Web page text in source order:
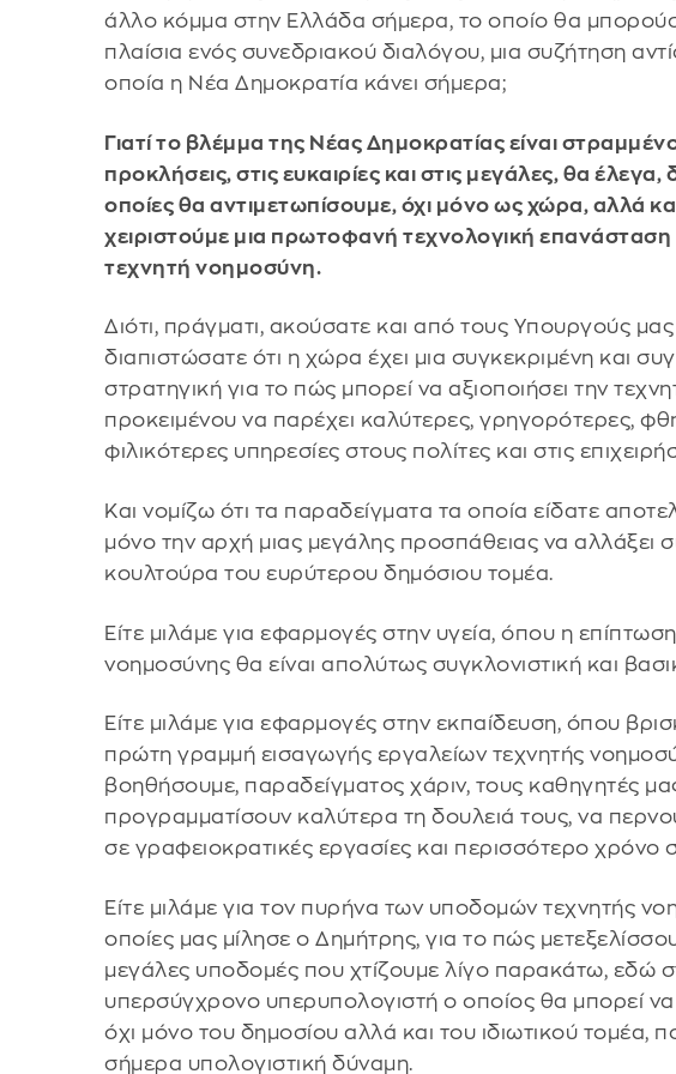
άλλο κόμμα στην Ελλάδα σήμερα, το οποίο θα
πλαίσια ενός συνεδριακού διαλόγου, μια συζήτηση
οποία η Νέα Δημοκρατία κάνει σήμερα;
Γιατί το βλέμμα της Νέας Δημοκρατίας είναι
προκλήσεις, στις ευκαιρίες και στις μεγάλες, θα έλεγα,
οποίες θα αντιμετωπίσουμε, όχι μόνο ως χώρα, αλλά
χειριστούμε μια πρωτοφανή τεχνολογική επανάσταση
τεχνητή νοημοσύνη.
Διότι, πράγματι, ακούσατε και από τους Υπουργούς μας
διαπιστώσατε ότι η χώρα έχει μια συγκεκριμένη και
στρατηγική για το πώς μπορεί να αξιοποιήσει την
προκειμένου να παρέχει καλύτερες, γρηγορότερες,
φιλικότερες υπηρεσίες στους πολίτες και στις
Και νομίζω ότι τα παραδείγματα τα οποία είδατε
μόνο την αρχή μιας μεγάλης προσπάθειας να αλλάξει
κουλτούρα του ευρύτερου δημόσιου τομέα.
Είτε μιλάμε για εφαρμογές στην υγεία, όπου η
νοημοσύνης θα είναι απολύτως συγκλονιστική και
Είτε μιλάμε για εφαρμογές στην εκπαίδευση, όπου
πρώτη γραμμή εισαγωγής εργαλείων τεχνητής
βοηθήσουμε, παραδείγματος χάριν, τους καθηγητές
προγραμματίσουν καλύτερα τη δουλειά τους, να
σε γραφειοκρατικές εργασίες και περισσότερο χρόνο
Είτε μιλάμε για τον πυρήνα των υποδομών τεχνητής
οποίες μας μίλησε ο Δημήτρης, για το πώς
μεγάλες υποδομές που χτίζουμε λίγο παρακάτω, εδώ
υπερσύγχρονο υπερυπολογιστή ο οποίος θα μπορεί να
όχι μόνο του δημοσίου αλλά και του ιδιωτικού τομέα,
σήμερα υπολογιστική δύναμη.